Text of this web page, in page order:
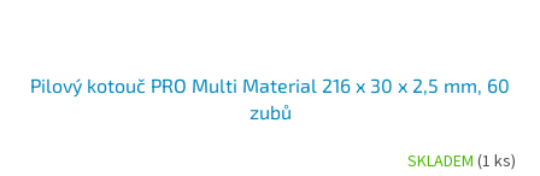
Pilový kotouč PRO Multi Material 216 x 30 x 2,5 mm, 60
zubů
SKLADEM (1 ks)